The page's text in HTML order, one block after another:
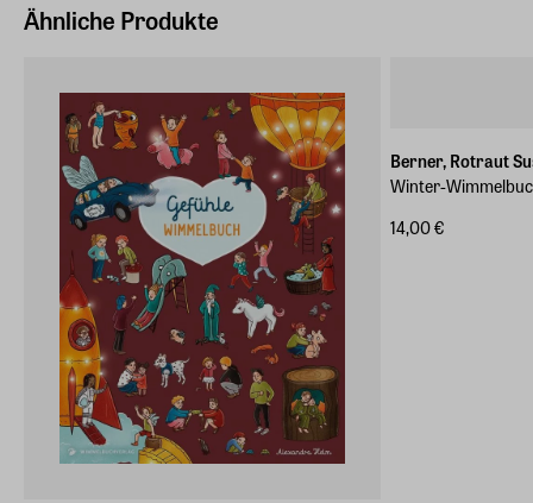
Ähnliche Produkte
Berner, Rotraut
Winter-
14,00 €